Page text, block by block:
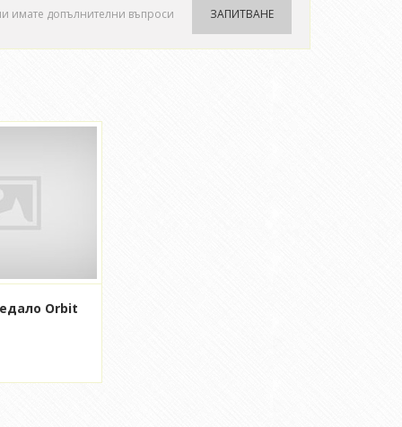
ЗАПИТВАНЕ
имате допълнителни въпроси
Orbit